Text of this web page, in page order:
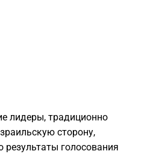
лидеры, традиционно
сторону,
голосования